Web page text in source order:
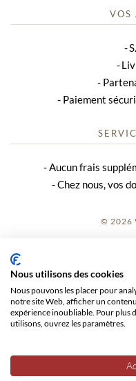
VOS
Paiement
Aucun frais
Chez nous, vos
© 2026
Nous utilisons des cookies
Nous pouvons les placer pour
notre site Web, afficher un
expérience inoubliable. Pour plus
utilisons, ouvrez les paramètres.